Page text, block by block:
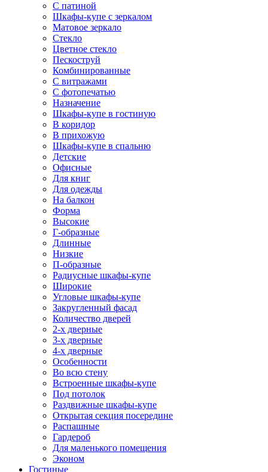
С патиной
Шкафы-купе с зеркалом
Матовое зеркало
Стекло
Цветное стекло
Пескоструй
Комбинированные
С витражами
С фотопечатью
Назначение
Шкафы-купе в гостиную
В коридор
В прихожую
Шкафы-купе в спальню
Детские
Офисные
Для книг
Для одежды
На балкон
Форма
Высокие
Г-образные
Длинные
Низкие
П-образные
Радиусные шкафы-купе
Широкие
Угловые шкафы-купе
Закругленный фасад
Количество дверей
2-х дверные
3-х дверные
4-х дверные
Особенности
Во всю стену
Встроенные шкафы-купе
Под потолок
Раздвижные шкафы-купе
Открытая секция посередине
Распашные
Гардероб
Для маленького помещения
Эконом
Гостиные